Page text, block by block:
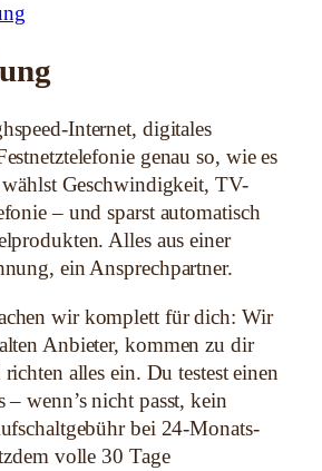
Internet, digitales
genau so, wie es
Geschwindigkeit, TV-
– und sparst automatisch
Alles aus einer
ein Ansprechpartner.
wir komplett für dich: Wir
Anbieter, kommen zu dir
alles ein. Du testest einen
wenn’s nicht passt, kein
bei 24-Monats-
volle 30 Tage